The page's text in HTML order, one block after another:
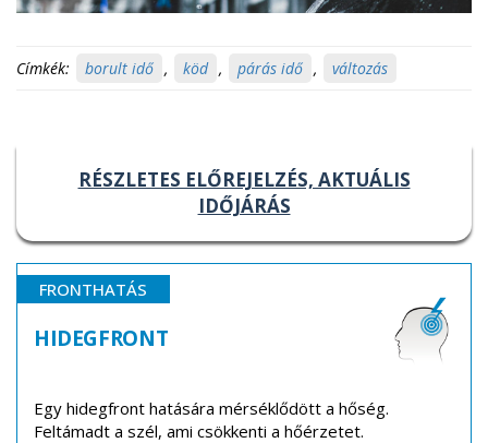
Címkék: borult idő , köd , párás idő , változás
RÉSZLETES ELŐREJELZÉS, AKTUÁLIS
IDŐJÁRÁS
FRONTHATÁS
HIDEGFRONT
Egy hidegfront hatására mérséklődött a hőség.
Feltámadt a szél, ami csökkenti a hőérzetet.